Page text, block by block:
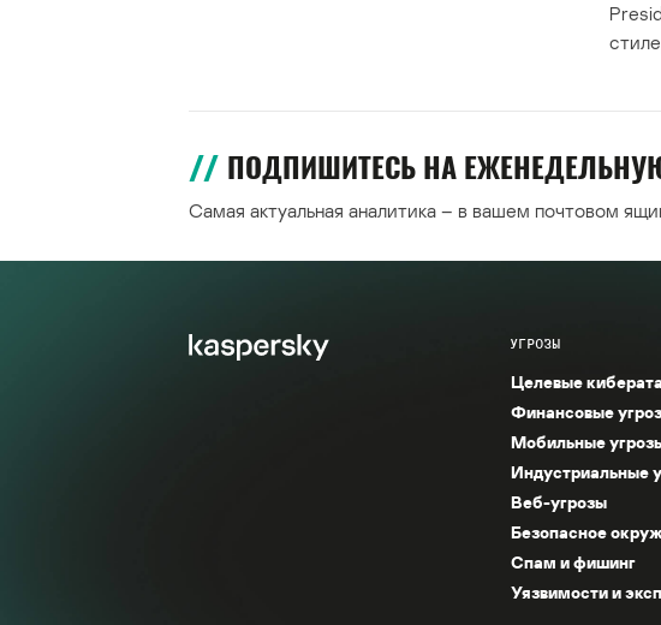
ПОДПИШИТЕСЬ НА
Самая актуальная аналитика – в вашем почтовом
УГРОЗЫ
Целевые
Финансовые
Мобильные
Индустриальные
Веб-угрозы
Безопасное
Спам и фишинг
Уязвимости и